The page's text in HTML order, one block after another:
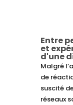
Entre
et
d'une
Malgré
de
suscité
réseaux